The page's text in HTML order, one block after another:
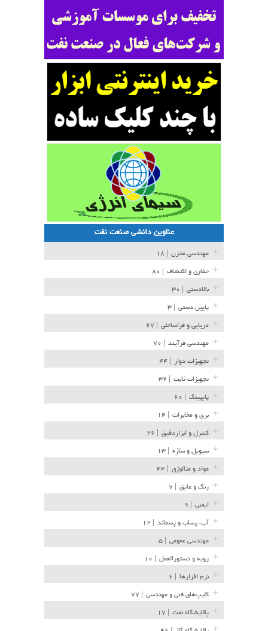
عناوین دانشی صنعت نفت
مهندسی مخزن
حفاری و اکتشاف
بالادستی
پایین دستی
دریایی و فراساحلی
مهندسی فرآیند
تجهیزات دوار
تجهیزات ثابت
پایپینگ
برق و مخابرات
کنترل و ابزاردقیق
سیویل و سازه
مواد و متالوژی
رنگ و عایق
ایمنی
آب، پساب و پسماند
مهندسی عمومی
رویه و دستورالعمل
نرم افزارها
کلیپ‌های فنی و مهندسی
پالایشگاه نفت